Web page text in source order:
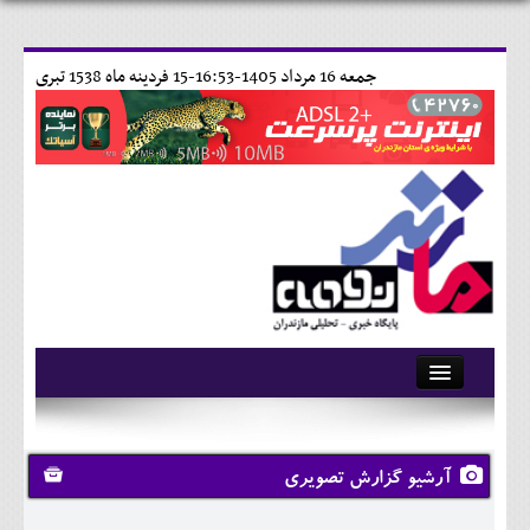
15 فردينه ماه 1538 تبری جمعه 16 مرداد 1405-16:53-
آرشیو
تماس با ما
وبلاگ
آرشیو گزارش تصویری